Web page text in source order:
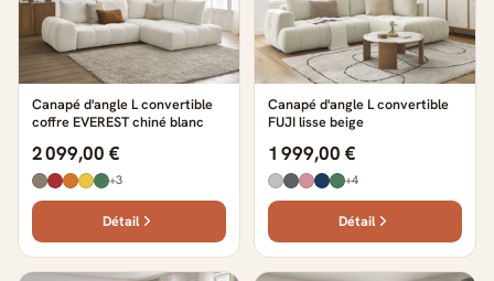
Canapé d'angle L convertible
coffre EVEREST chiné blanc
2 099,00 €
+3
Détail
Canapé d'angle L convertible
FUJI lisse beige
1 999,00 €
+4
Détail